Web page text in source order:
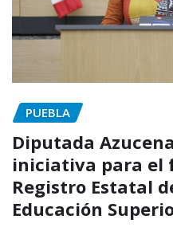
PUEBLA
Diputada
iniciativa para el
Registro Estatal
Educación